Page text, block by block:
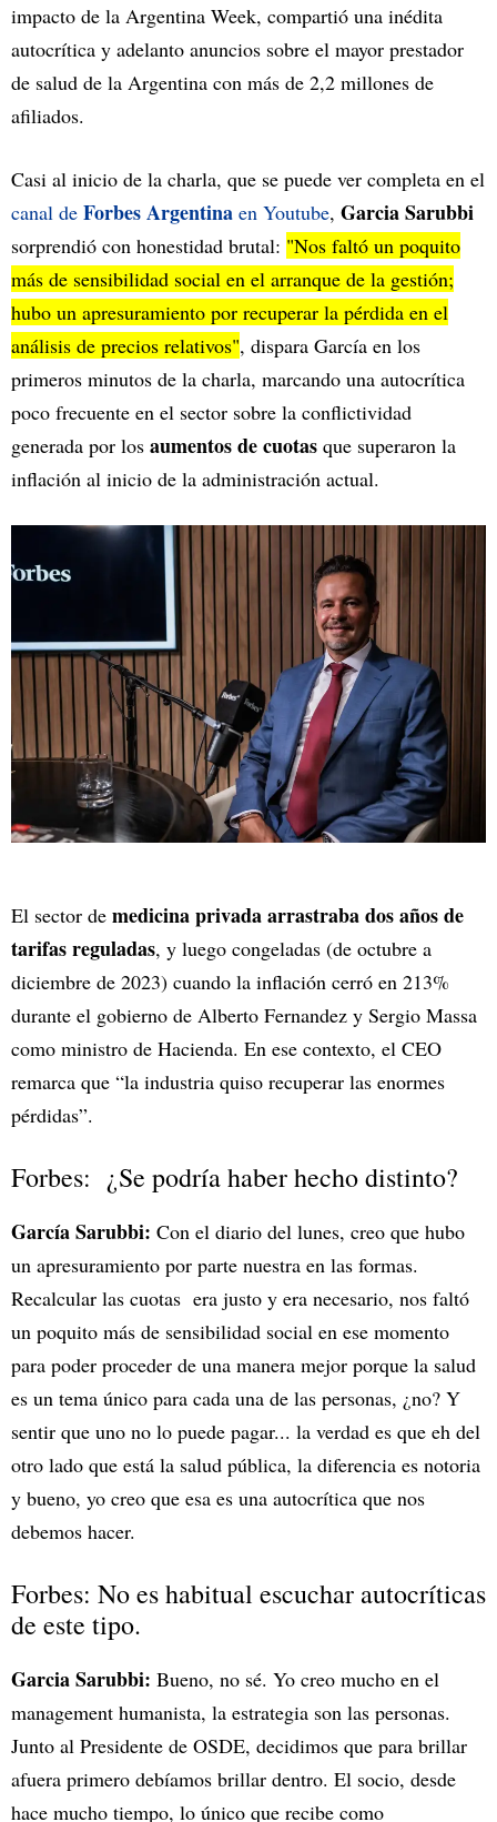
impacto de la Argentina Week, compartió una inédita
autocrítica y adelanto anuncios sobre el mayor prestador
de salud de la Argentina con más de 2,2 millones de
afiliados.
Casi al inicio de la charla, que se puede ver completa en el
canal de Forbes Argentina en Youtube, Garcia Sarubbi
sorprendió con honestidad brutal: "Nos faltó un poquito
más de sensibilidad social en el arranque de la gestión;
hubo un apresuramiento por recuperar la pérdida en el
análisis de precios relativos", dispara García en los
primeros minutos de la charla, marcando una autocrítica
poco frecuente en el sector sobre la conflictividad
generada por los aumentos de cuotas que superaron la
inflación al inicio de la administración actual.
El sector de medicina privada arrastraba dos años de
tarifas reguladas, y luego congeladas (de octubre a
diciembre de 2023) cuando la inflación cerró en 213%
durante el gobierno de Alberto Fernandez y Sergio Massa
como ministro de Hacienda. En ese contexto, el CEO
remarca que “la industria quiso recuperar las enormes
pérdidas”.
Forbes: ¿Se podría haber hecho distinto?
García Sarubbi: Con el diario del lunes, creo que hubo
un apresuramiento por parte nuestra en las formas.
Recalcular las cuotas era justo y era necesario, nos faltó
un poquito más de sensibilidad social en ese momento
para poder proceder de una manera mejor porque la salud
es un tema único para cada una de las personas, ¿no? Y
sentir que uno no lo puede pagar... la verdad es que eh del
otro lado que está la salud pública, la diferencia es notoria
y bueno, yo creo que esa es una autocrítica que nos
debemos hacer.
Forbes: No es habitual escuchar autocríticas
de este tipo.
Garcia Sarubbi: Bueno, no sé. Yo creo mucho en el
management humanista, la estrategia son las personas.
Junto al Presidente de OSDE, decidimos que para brillar
afuera primero debíamos brillar dentro. El socio, desde
hace mucho tiempo, lo único que recibe como